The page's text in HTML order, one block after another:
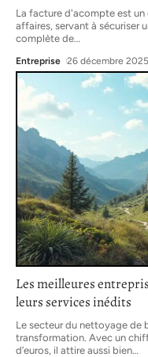
La facture d'acompte est
affaires, servant à sécuriser
complète de
Entreprise 26 décembre 2025
Les meilleures
leurs services inédits
Le secteur du nettoyage de
transformation. Avec un
d’euros, il attire aussi bien